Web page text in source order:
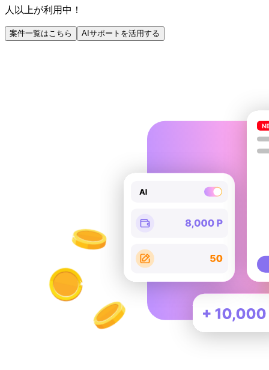
人以上が利用中！
案件一覧はこちら AIサポートを活用する